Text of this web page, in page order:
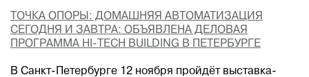
ТОЧКА ОПОРЫ: ДОМАШНЯЯ АВТОМАТИЗАЦИЯ
СЕГОДНЯ И ЗАВТРА: ОБЪЯВЛЕНА ДЕЛОВАЯ
ПРОГРАММА HI-TECH BUILDING В ПЕТЕРБУРГЕ
В Санкт-Петербурге 12 ноября пройдёт выставка-